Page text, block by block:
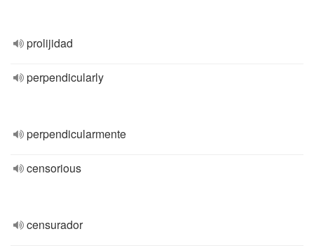
prolijidad
perpendicularly
perpendicularmente
censorious
censurador